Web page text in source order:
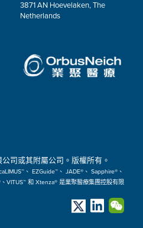
3871 AN Hoevelaken, The
Netherlands
司或其附屬公司。版權所有。
、 EZGuide™、 JADE®、 Sapphire®、
VITUS™ 和 Xtenza® 是業聚醫療集團控股有限